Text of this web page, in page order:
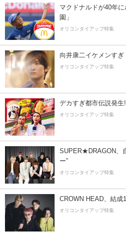
マクドナルドが40年
園」
オリコンタイアップ特集
向井康二イケメンすぎ
オリコンタイアップ特集
デカすぎ都市伝説発
オリコンタイアップ特集
SUPER★DRAGON、
ー”
オリコンタイアップ特集
CROWN HEAD、結成
オリコンタイアップ特集